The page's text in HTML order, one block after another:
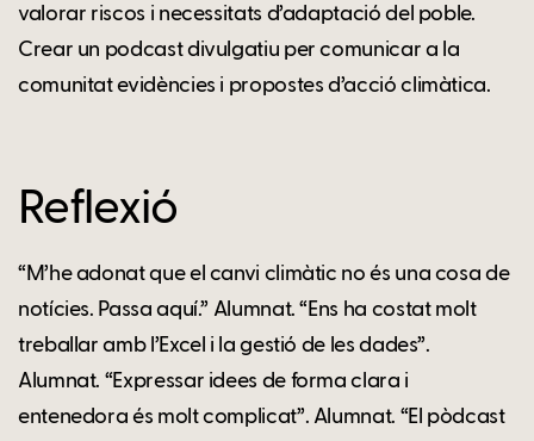
valorar riscos i necessitats d’adaptació del poble.
Crear un podcast divulgatiu per comunicar a la
comunitat evidències i propostes d’acció climàtica.
Reflexió
“M’he adonat que el canvi climàtic no és una cosa de
notícies. Passa aquí.” Alumnat. “Ens ha costat molt
treballar amb l’Excel i la gestió de les dades”.
Alumnat. “Expressar idees de forma clara i
entenedora és molt complicat”. Alumnat. “El pòdcast